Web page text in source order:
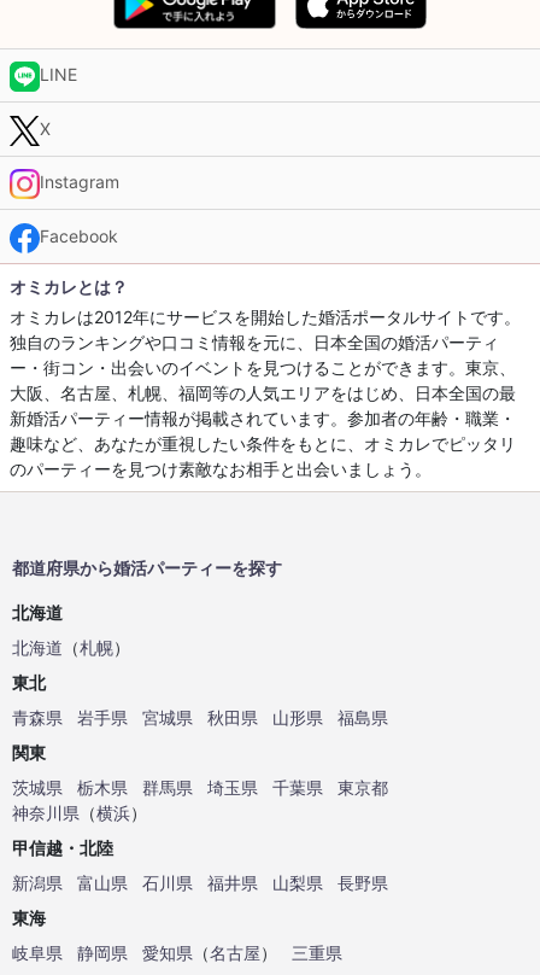
LINE
X
Instagram
Facebook
オミカレとは？
オミカレは2012年にサービスを開始した婚活ポータルサイトです。
独自のランキングや口コミ情報を元に、日本全国の婚活パーティ
ー・街コン・出会いのイベントを見つけることができます。東京、
大阪、名古屋、札幌、福岡等の人気エリアをはじめ、日本全国の最
新婚活パーティー情報が掲載されています。参加者の年齢・職業・
趣味など、あなたが重視したい条件をもとに、オミカレでピッタリ
のパーティーを見つけ素敵なお相手と出会いましょう。
都道府県から婚活パーティーを探す
北海道
北海道 （札幌）
東北
青森県
岩手県 宮城県 秋田県 山形県
福島県
関東
茨城県
栃木県 群馬県 埼玉県 千葉県
東京都
神奈川県 （横浜）
甲信越・北陸
新潟県
富山県 石川県 福井県 山梨県
長野県
東海
岐阜県
静岡県 愛知県 （名古屋）
三重県